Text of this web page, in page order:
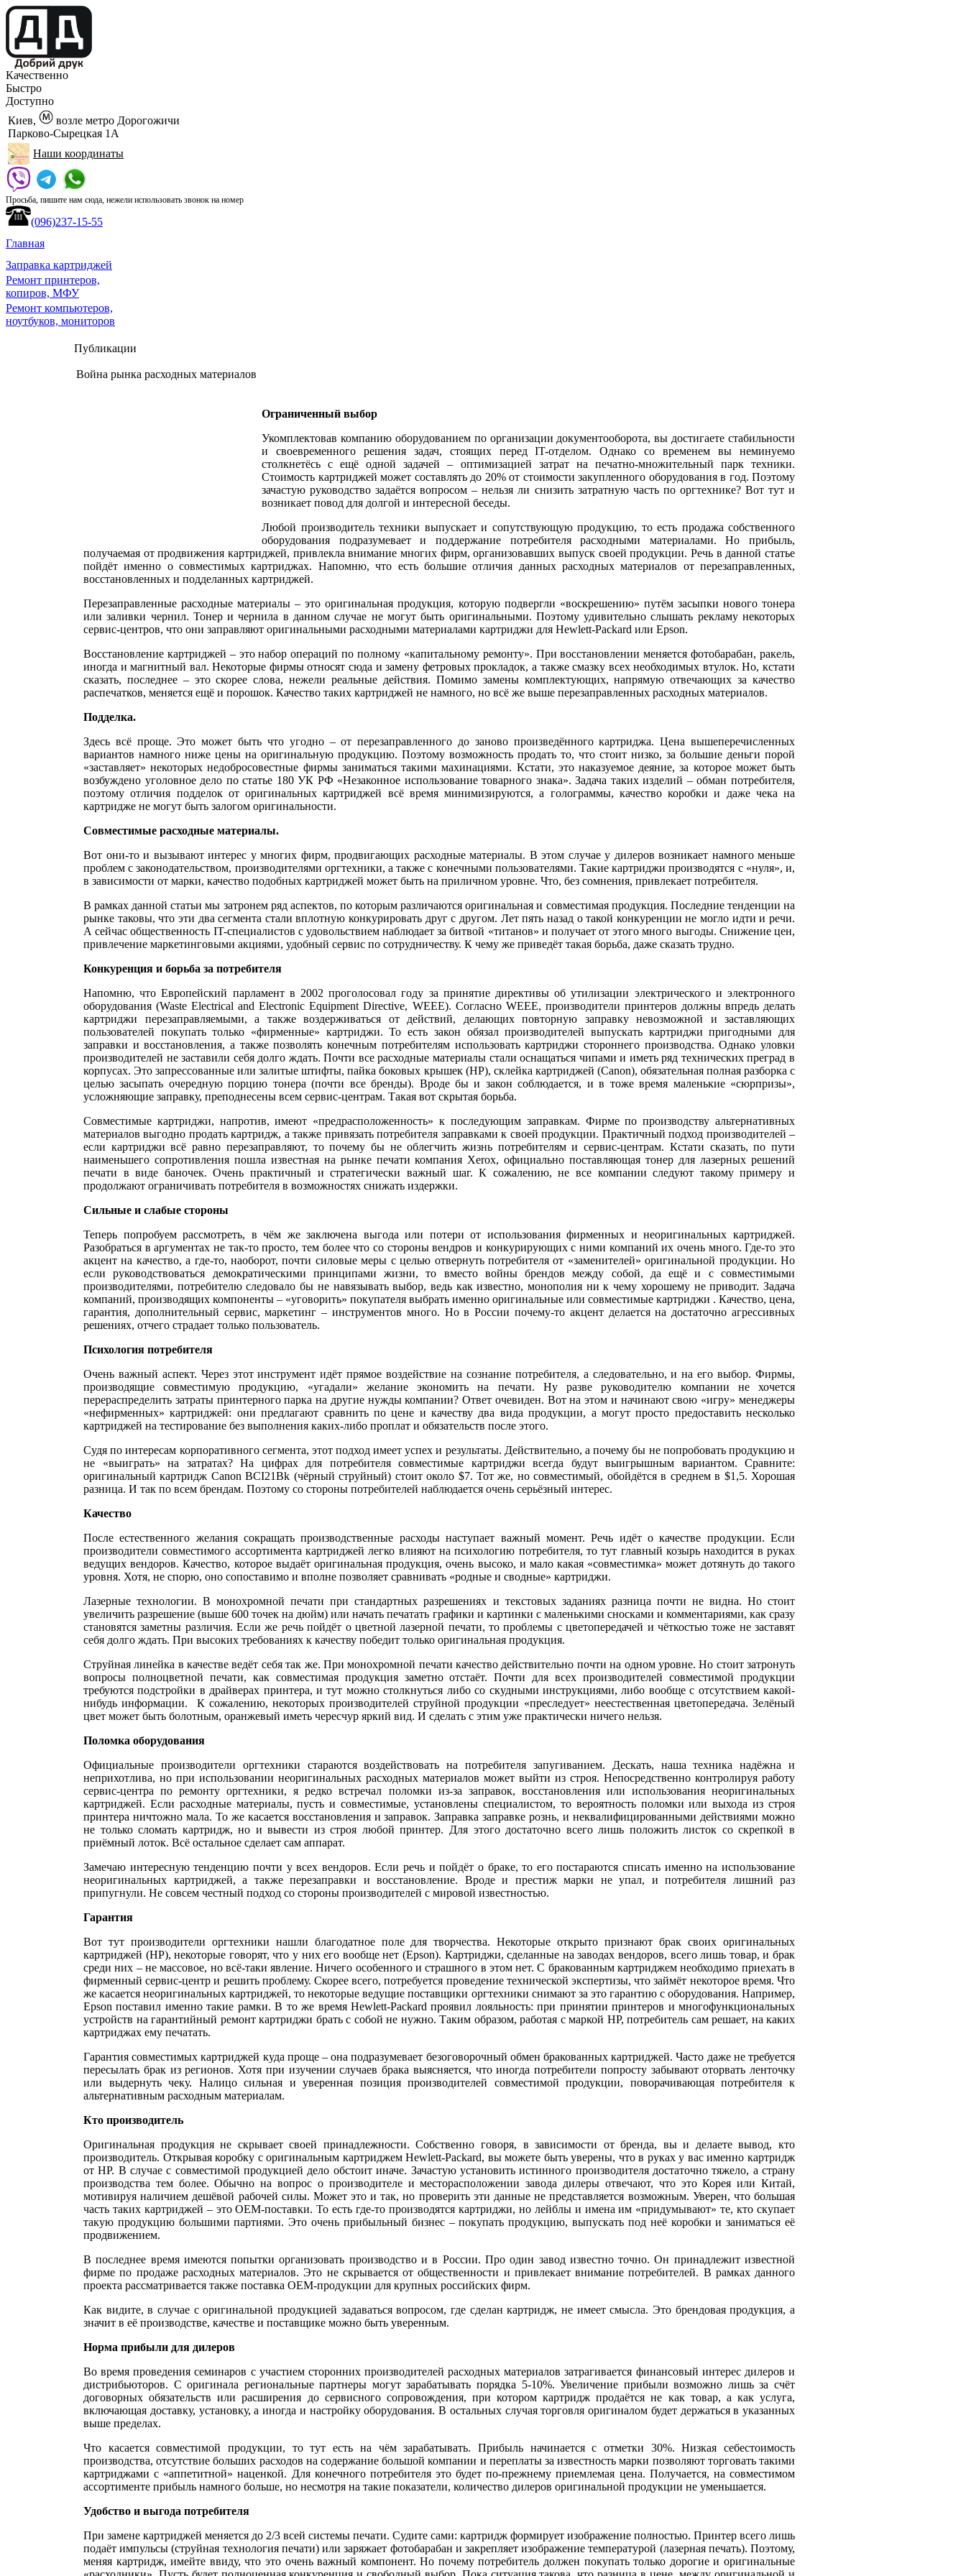
Качественно
Быстро
Доступно
Киев,
возле метро Дорогожичи
Парково-Сырецкая 1А
Наши координаты
Просьба, пишите нам сюда, нежели использовать звонок на номер
(096)237-15-55
Главная
Заправка картриджей
Ремонт принтеров,
копиров, МФУ
Ремонт компьютеров,
ноутбуков, мониторов
Публикации
Война рынка расходных материалов
Ограниченный выбор
Укомплектовав компанию оборудованием по организации документооборота, вы достигаете стабильности
и своевременного решения задач, стоящих перед IT-отделом. Однако со временем вы неминуемо
столкнетёсь с ещё одной задачей – оптимизацией затрат на печатно-множительный парк техники.
Стоимость картриджей может составлять до 20% от стоимости закупленного оборудования в год. Поэтому
зачастую руководство задаётся вопросом – нельзя ли снизить затратную часть по оргтехнике? Вот тут и
возникает повод для долгой и интересной беседы.
Любой производитель техники выпускает и сопутствующую продукцию, то есть продажа собственного
оборудования подразумевает и поддержание потребителя расходными материалами. Но прибыль,
получаемая от продвижения картриджей, привлекла внимание многих фирм, организовавших выпуск своей продукции. Речь в данной статье
пойдёт именно о совместимых картриджах. Напомню, что есть большие отличия данных расходных материалов от перезаправленных,
восстановленных и подделанных картриджей.
Перезаправленные расходные материалы – это оригинальная продукция, которую подвергли «воскрешению» путём засыпки нового тонера
или заливки чернил. Тонер и чернила в данном случае не могут быть оригинальными. Поэтому удивительно слышать рекламу некоторых
сервис-центров, что они заправляют оригинальными расходными материалами картриджи для Hewlett-Packard или Epson.
Восстановление картриджей – это набор операций по полному «капитальному ремонту». При восстановлении меняется фотобарабан, ракель,
иногда и магнитный вал. Некоторые фирмы относят сюда и замену фетровых прокладок, а также смазку всех необходимых втулок. Но, кстати
сказать, последнее – это скорее слова, нежели реальные действия. Помимо замены комплектующих, напрямую отвечающих за качество
распечатков, меняется ещё и порошок. Качество таких картриджей не намного, но всё же выше перезаправленных расходных материалов.
Подделка.
Здесь всё проще. Это может быть что угодно – от перезаправленного до заново произведённого картриджа. Цена вышеперечисленных
вариантов намного ниже цены на оригинальную продукцию. Поэтому возможность продать то, что стоит низко, за большие деньги порой
«заставляет» некоторых недобросовестные фирмы заниматься такими махинациями. Кстати, это наказуемое деяние, за которое может быть
возбуждено уголовное дело по статье 180 УК РФ «Незаконное использование товарного знака». Задача таких изделий – обман потребителя,
поэтому отличия подделок от оригинальных картриджей всё время минимизируются, а голограммы, качество коробки и даже чека на
картридже не могут быть залогом оригинальности.
Совместимые расходные материалы.
Вот они-то и вызывают интерес у многих фирм, продвигающих расходные материалы. В этом случае у дилеров возникает намного меньше
проблем с законодательством, производителями оргтехники, а также с конечными пользователями. Такие картриджи производятся с «нуля», и,
в зависимости от марки, качество подобных картриджей может быть на приличном уровне. Что, без сомнения, привлекает потребителя.
В рамках данной статьи мы затронем ряд аспектов, по которым различаются оригинальная и совместимая продукция. Последние тенденции на
рынке таковы, что эти два сегмента стали вплотную конкурировать друг с другом. Лет пять назад о такой конкуренции не могло идти и речи.
А сейчас общественность IT-специалистов с удовольствием наблюдает за битвой «титанов» и получает от этого много выгоды. Снижение цен,
привлечение маркетинговыми акциями, удобный сервис по сотрудничеству. К чему же приведёт такая борьба, даже сказать трудно.
Конкуренция и борьба за потребителя
Напомню, что Европейский парламент в 2002 проголосовал году за принятие директивы об утилизации электрического и электронного
оборудования (Waste Electrical and Electronic Equipment Directive, WEEE). Согласно WEEE, производители принтеров должны впредь делать
картриджи перезаправляемыми, а также воздерживаться от действий, делающих повторную заправку невозможной и заставляющих
пользователей покупать только «фирменные» картриджи. То есть закон обязал производителей выпускать картриджи пригодными для
заправки и восстановления, а также позволять конечным потребителям использовать картриджи стороннего производства. Однако уловки
производителей не заставили себя долго ждать. Почти все расходные материалы стали оснащаться чипами и иметь ряд технических преград в
корпусах. Это запрессованные или залитые штифты, пайка боковых крышек (НР), склейка картриджей (Canon), обязательная полная разборка с
целью засыпать очередную порцию тонера (почти все бренды). Вроде бы и закон соблюдается, и в тоже время маленькие «сюрпризы»,
усложняющие заправку, преподнесены всем сервис-центрам. Такая вот скрытая борьба.
Совместимые картриджи, напротив, имеют «предрасположенность» к последующим заправкам. Фирме по производству альтернативных
материалов выгодно продать картридж, а также привязать потребителя заправками к своей продукции. Практичный подход производителей –
если картриджи всё равно перезаправляют, то почему бы не облегчить жизнь потребителям и сервис-центрам. Кстати сказать, по пути
наименьшего сопротивления пошла известная на рынке печати компания Xerox, официально поставляющая тонер для лазерных решений
печати в виде баночек. Очень практичный и стратегически важный шаг. К сожалению, не все компании следуют такому примеру и
продолжают ограничивать потребителя в возможностях снижать издержки.
Сильные и слабые стороны
Теперь попробуем рассмотреть, в чём же заключена выгода или потери от использования фирменных и неоригинальных картриджей.
Разобраться в аргументах не так-то просто, тем более что со стороны вендров и конкурирующих с ними компаний их очень много. Где-то это
акцент на качество, а где-то, наоборот, почти силовые меры с целью отвернуть потребителя от «заменителей» оригинальной продукции. Но
если руководствоваться демократическими принципами жизни, то вместо войны брендов между собой, да ещё и с совместимыми
производителями, потребителю следовало бы не навязывать выбор, ведь как известно, монополия ни к чему хорошему не приводит. Задача
компаний, производящих компоненты – «уговорить» покупателя выбрать именно оригинальные или совместимые картриджи . Качество, цена,
гарантия, дополнительный сервис, маркетинг – инструментов много. Но в России почему-то акцент делается на достаточно агрессивных
решениях, отчего страдает только пользователь.
Психология потребителя
Очень важный аспект. Через этот инструмент идёт прямое воздействие на сознание потребителя, а следовательно, и на его выбор. Фирмы,
производящие совместимую продукцию, «угадали» желание экономить на печати. Ну разве руководителю компании не хочется
перераспределить затраты принтерного парка на другие нужды компании? Ответ очевиден. Вот на этом и начинают свою «игру» менеджеры
«нефирменных» картриджей: они предлагают сравнить по цене и качеству два вида продукции, а могут просто предоставить несколько
картриджей на тестирование без выполнения каких-либо проплат и обязательств после этого.
Судя по интересам корпоративного сегмента, этот подход имеет успех и результаты. Действительно, а почему бы не попробовать продукцию и
не «выиграть» на затратах? На цифрах для потребителя совместимые картриджи всегда будут выигрышным вариантом. Сравните:
оригинальный картридж Canon BCI21Bk (чёрный струйный) стоит около $7. Тот же, но совместимый, обойдётся в среднем в $1,5. Хорошая
разница. И так по всем брендам. Поэтому со стороны потребителей наблюдается очень серьёзный интерес.
Качество
После естественного желания сокращать производственные расходы наступает важный момент. Речь идёт о качестве продукции. Если
производители совместимого ассортимента картриджей легко влияют на психологию потребителя, то тут главный козырь находится в руках
ведущих вендоров. Качество, которое выдаёт оригинальная продукция, очень высоко, и мало какая «совместимка» может дотянуть до такого
уровня. Хотя, не спорю, оно сопоставимо и вполне позволяет сравнивать «родные и сводные» картриджи.
Лазерные технологии. В монохромной печати при стандартных разрешениях и текстовых заданиях разница почти не видна. Но стоит
увеличить разрешение (выше 600 точек на дюйм) или начать печатать графики и картинки с маленькими сносками и комментариями, как сразу
становятся заметны различия. Если же речь пойдёт о цветной лазерной печати, то проблемы с цветопередачей и чёткостью тоже не заставят
себя долго ждать. При высоких требованиях к качеству победит только оригинальная продукция.
Струйная линейка в качестве ведёт себя так же. При монохромной печати качество действительно почти на одном уровне. Но стоит затронуть
вопросы полноцветной печати, как совместимая продукция заметно отстаёт. Почти для всех производителей совместимой продукции
требуются подстройки в драйверах принтера, и тут можно столкнуться либо со скудными инструкциями, либо вообще с отсутствием какой-
нибудь информации. К сожалению, некоторых производителей струйной продукции «преследует» неестественная цветопередача. Зелёный
цвет может быть болотным, оранжевый иметь чересчур яркий вид. И сделать с этим уже практически ничего нельзя.
Поломка оборудования
Официальные производители оргтехники стараются воздействовать на потребителя запугиванием. Дескать, наша техника надёжна и
неприхотлива, но при использовании неоригинальных расходных материалов может выйти из строя. Непосредственно контролируя работу
сервис-центра по ремонту оргтехники, я редко встречал поломки из-за заправок, восстановления или использования неоригинальных
картриджей. Если расходные материалы, пусть и совместимые, установлены специалистом, то вероятность поломки или выхода из строя
принтера ничтожно мала. То же касается восстановления и заправок. Заправка заправке рознь, и неквалифицированными действиями можно
не только сломать картридж, но и вывести из строя любой принтер. Для этого достаточно всего лишь положить листок со скрепкой в
приёмный лоток. Всё остальное сделает сам аппарат.
Замечаю интересную тенденцию почти у всех вендоров. Если речь и пойдёт о браке, то его постараются списать именно на использование
неоригинальных картриджей, а также перезаправки и восстановление. Вроде и престиж марки не упал, и потребителя лишний раз
припугнули. Не совсем честный подход со стороны производителей с мировой известностью.
Гарантия
Вот тут производители оргтехники нашли благодатное поле для творчества. Некоторые открыто признают брак своих оригинальных
картриджей (НР), некоторые говорят, что у них его вообще нет (Epson). Картриджи, сделанные на заводах вендоров, всего лишь товар, и брак
среди них – не массовое, но всё-таки явление. Ничего особенного и страшного в этом нет. С бракованным картриджем необходимо приехать в
фирменный сервис-центр и решить проблему. Скорее всего, потребуется проведение технической экспертизы, что займёт некоторое время. Что
же касается неоригинальных картриджей, то некоторые ведущие поставщики оргтехники снимают за это гарантию с оборудования. Например,
Epson поставил именно такие рамки. В то же время Hewlett-Packard проявил лояльность: при принятии принтеров и многофункциональных
устройств на гарантийный ремонт картриджи брать с собой не нужно. Таким образом, работая с маркой НР, потребитель сам решает, на каких
картриджах ему печатать.
Гарантия совместимых картриджей куда проще – она подразумевает безоговорочный обмен бракованных картриджей. Часто даже не требуется
пересылать брак из регионов. Хотя при изучении случаев брака выясняется, что иногда потребители попросту забывают оторвать ленточку
или выдернуть чеку. Налицо сильная и уверенная позиция производителей совместимой продукции, поворачивающая потребителя к
альтернативным расходным материалам.
Кто производитель
Оригинальная продукция не скрывает своей принадлежности. Собственно говоря, в зависимости от бренда, вы и делаете вывод, кто
производитель. Открывая коробку с оригинальным картриджем Hewlett-Packard, вы можете быть уверены, что в руках у вас именно картридж
от НР. В случае с совместимой продукцией дело обстоит иначе. Зачастую установить истинного производителя достаточно тяжело, а страну
производства тем более. Обычно на вопрос о производителе и месторасположении завода дилеры отвечают, что это Корея или Китай,
мотивируя наличием дешёвой рабочей силы. Может это и так, но проверить эти данные не представляется возможным. Уверен, что большая
часть таких картриджей – это ОЕМ-поставки. То есть где-то производятся картриджи, но лейблы и имена им «придумывают» те, кто скупает
такую продукцию большими партиями. Это очень прибыльный бизнес – покупать продукцию, выпускать под неё коробки и заниматься её
продвижением.
В последнее время имеются попытки организовать производство и в России. Про один завод известно точно. Он принадлежит известной
фирме по продаже расходных материалов. Это не скрывается от общественности и привлекает внимание потребителей. В рамках данного
проекта рассматривается также поставка ОЕМ-продукции для крупных российских фирм.
Как видите, в случае с оригинальной продукцией задаваться вопросом, где сделан картридж, не имеет смысла. Это брендовая продукция, а
значит в её производстве, качестве и поставщике можно быть уверенным.
Норма прибыли для дилеров
Во время проведения семинаров с участием сторонних производителей расходных материалов затрагивается финансовый интерес дилеров и
дистрибьюторов. С оригинала региональные партнеры могут зарабатывать порядка 5-10%. Увеличение прибыли возможно лишь за счёт
договорных обязательств или расширения до сервисного сопровождения, при котором картридж продаётся не как товар, а как услуга,
включающая доставку, установку, а иногда и настройку оборудования. В остальных случая торговля оригиналом будет держаться в указанных
выше пределах.
Что касается совместимой продукции, то тут есть на чём зарабатывать. Прибыль начинается с отметки 30%. Низкая себестоимость
производства, отсутствие больших расходов на содержание большой компании и переплаты за известность марки позволяют торговать такими
картриджами с «аппетитной» наценкой. Для конечного потребителя это будет по-прежнему приемлемая цена. Получается, на совместимом
ассортименте прибыль намного больше, но несмотря на такие показатели, количество дилеров оригинальной продукции не уменьшается.
Удобство и выгода потребителя
При замене картриджей меняется до 2/3 всей системы печати. Судите сами: картридж формирует изображение полностью. Принтер всего лишь
подаёт импульсы (струйная технология печати) или заряжает фотобарабан и закрепляет изображение температурой (лазерная печать). Поэтому,
меняя картридж, имейте ввиду, что это очень важный компонент. Но почему потребитель должен покупать только дорогие и оригинальные